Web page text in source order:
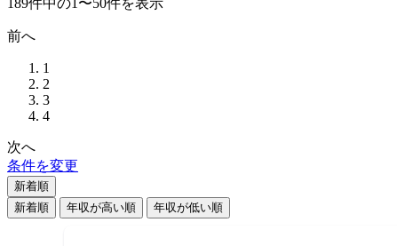
189件中の1〜50件を表示
前へ
1
2
3
4
次へ
条件を変更
新着順
新着順
年収が高い順 年収が低い順